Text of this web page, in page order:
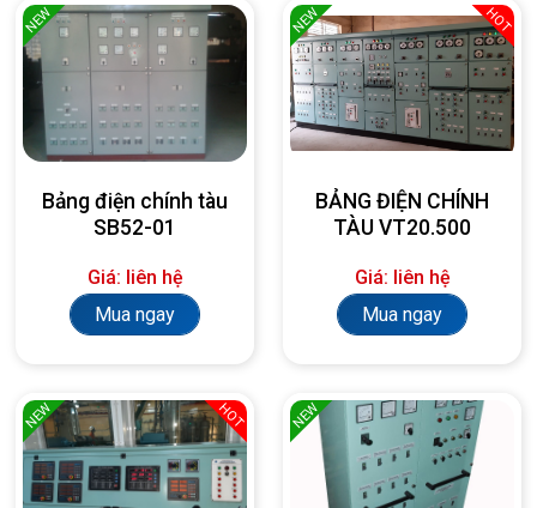
NEW
Bảng điện chính tàu
SB52-01
Giá: liên hệ
Mua ngay
NEW HOT
BẢNG ĐIỆN CHÍNH
TÀU VT20.500
Giá: liên hệ
Mua ngay
NEW HOT NEW